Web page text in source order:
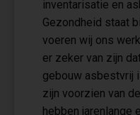
inventarisatie en
Gezondheid staat
voeren wij ons
er zeker van zijn
gebouw asbestvrij
zijn voorzien van
hebben jarenlange